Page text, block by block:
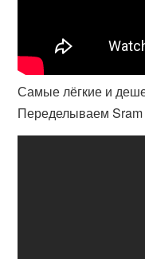
Самые лёгкие и
Переделываем Sram